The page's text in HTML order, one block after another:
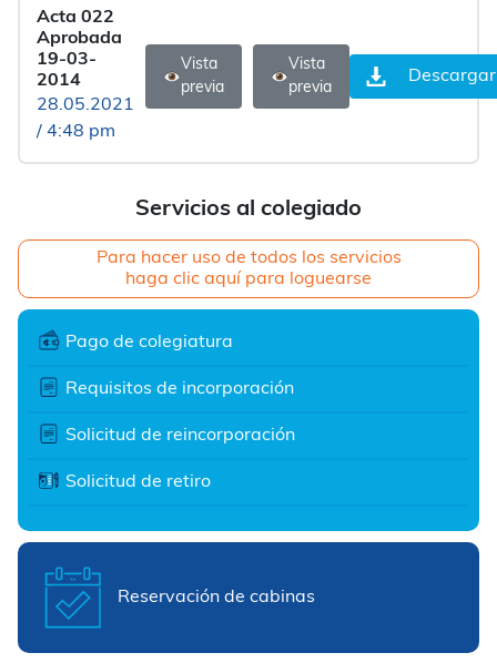
Servicios al colegiado
Para hacer uso de todos los servicios
haga clic aquí para loguearse
Pago de colegiatura
Requisitos de incorporación
Solicitud de reincorporación
Solicitud de retiro
Reservación de cabinas
Acta 022
Aprobada
19-03-
2014
28.05.2021
/ 4:48 pm
Vista
previa
Vista
previa
Descargar